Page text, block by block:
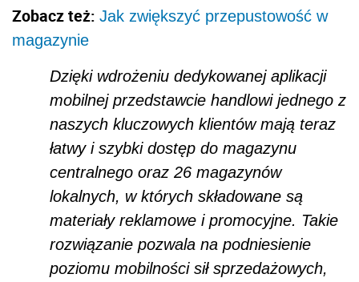
Zobacz też: Jak zwiększyć przepustowość w
magazynie
Dzięki wdrożeniu dedykowanej aplikacji
mobilnej przedstawcie handlowi jednego z
naszych kluczowych klientów mają teraz
łatwy i szybki dostęp do magazynu
centralnego oraz 26 magazynów
lokalnych, w których składowane są
materiały reklamowe i promocyjne. Takie
rozwiązanie pozwala na podniesienie
poziomu mobilności sił sprzedażowych,